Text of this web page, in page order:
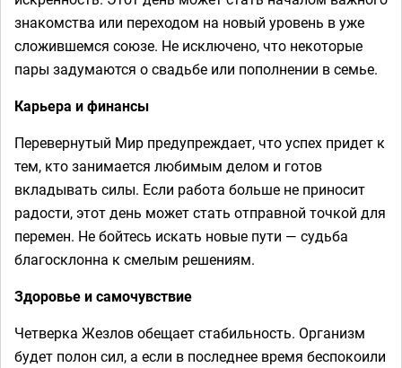
знакомства или переходом на новый уровень в уже
сложившемся союзе. Не исключено, что некоторые
пары задумаются о свадьбе или пополнении в семье.
Карьера и финансы
Перевернутый Мир предупреждает, что успех придет к
тем, кто занимается любимым делом и готов
вкладывать силы. Если работа больше не приносит
радости, этот день может стать отправной точкой для
перемен. Не бойтесь искать новые пути — судьба
благосклонна к смелым решениям.
Здоровье и самочувствие
Четверка Жезлов обещает стабильность. Организм
будет полон сил, а если в последнее время беспокоили